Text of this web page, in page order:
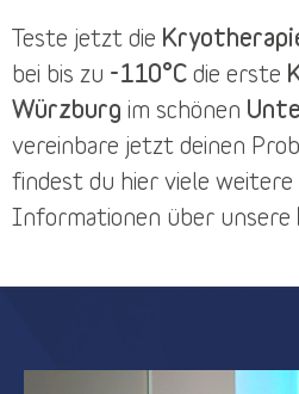
Teste jetzt die
bei bis zu -110°C die erste
Würzburg im schönen
vereinbare jetzt deinen
findest du hier viele
Informationen über unsere